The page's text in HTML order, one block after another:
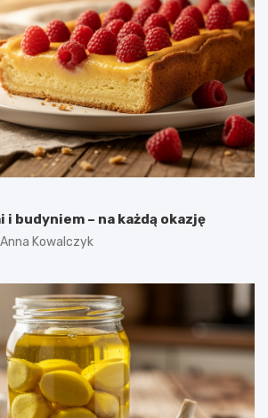
i budyniem – na każdą okazję
Anna Kowalczyk